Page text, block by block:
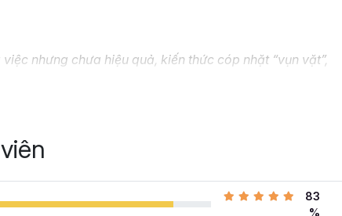
nhưng chưa hiệu quả, kiến thức cóp nhặt “vụn vặt”,
tất cả những khó khăn mà bạn gặp phải khi đi làm với khóa
nhật hàng tuần cho dân văn phòng
tin giải quyết công việc theo cách thông minh, nhanh chóng,
83
%